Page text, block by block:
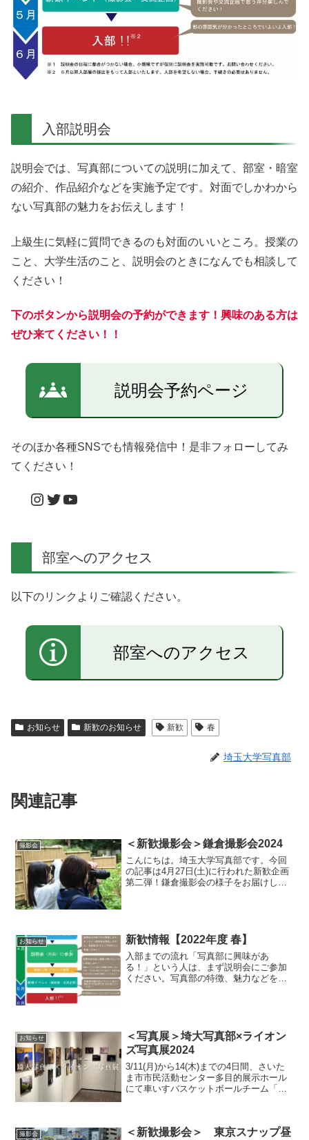
入部説明会
説明会では、写真部についての説明に加えて、部室・暗室
の紹介、作品紹介などを実施予定です。対面でしかわから
ない写真部の魅力をお伝えします！
上級生に気軽に質問できるのも対面のいいところ。授業の
こと、大学生活のこと、説明会のときになんでも相談して
ください！
下のボタンから説明会の予約ができます！興味のある方は
ぜひ来てください！！
説明会予約ページ
そのほか各種SNSでも情報発信中！是非フォローしてみ
てください！
Instagram
Twitter
YouTube
部室へのアクセス
以下のリンクよりご確認ください。
部室へのアクセス
お知らせ 新歓のお知らせ 新歓 春
埼玉大学写真部
関連記事
撮影会 ＜新歓撮影会＞鎌倉撮影会2024
こんにちは。埼玉大学写真部です。今回
の記事は4月27日(土)に行われた新歓企画
第二弾！鎌倉撮影会の様子をお届けしま
お知らせ 新歓情報【2022年度 春】
入部までの流れ「写真部に興味があ
る！」という人は、まず説明会にご参加
ください。写真部の特徴、魅力などをお
お知らせ
＜写真展＞埼大写真部×ライオン
ズ写真展2024
3/11(月)から14(木)までの4日間、さいた
ま市市民活動センター多目的展示ホール
にて車いすバスケットボールチーム「埼
撮影会 ＜新歓撮影会＞ 東京スナップ昼